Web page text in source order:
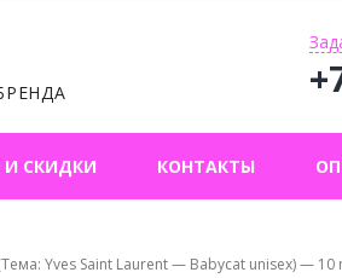
СКИДКИ КОНТАКТЫ
Yves Saint Laurent — Babycat unisex) — 10